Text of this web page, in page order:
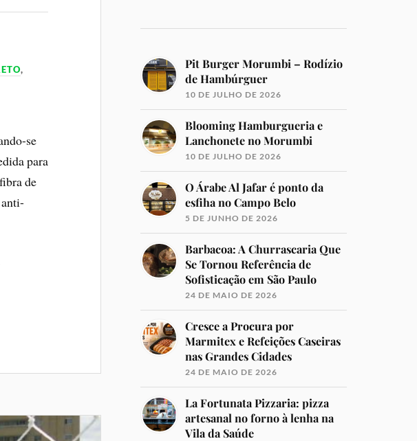
,
se
para
de
Pit Burger Morumbi – Rodízio
de Hambúrguer
10 DE JULHO DE 2026
Blooming Hamburgueria e
Lanchonete no Morumbi
10 DE JULHO DE 2026
O Árabe Al Jafar é ponto da
esfiha no Campo Belo
5 DE JUNHO DE 2026
Barbacoa: A Churrascaria Que
Se Tornou Referência de
Sofisticação em São Paulo
24 DE MAIO DE 2026
Cresce a Procura por
Marmitex e Refeições Caseiras
nas Grandes Cidades
24 DE MAIO DE 2026
La Fortunata Pizzaria: pizza
artesanal no forno à lenha na
Vila da Saúde